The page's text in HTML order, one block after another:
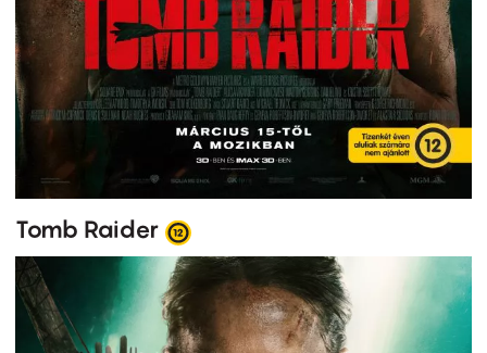
Tomb Raider